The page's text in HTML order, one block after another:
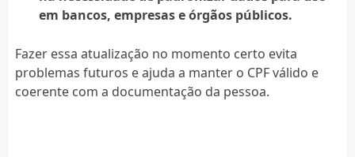
em bancos, empresas e órgãos públicos.
Fazer essa atualização no momento certo evita
problemas futuros e ajuda a manter o CPF válido e
coerente com a documentação da pessoa.